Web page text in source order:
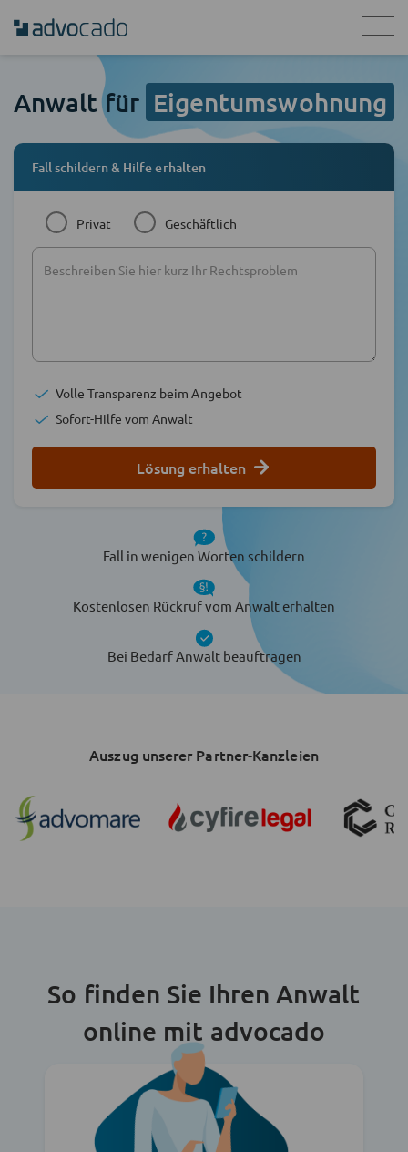
Anwalt für Eigentumswohnung
Fall schildern & Hilfe erhalten
Privat Geschäftlich
Volle Transparenz beim Angebot
Sofort-Hilfe vom Anwalt
Lösung erhalten
Fall in wenigen Worten schildern
Kostenlosen Rückruf vom Anwalt erhalten
Bei Bedarf Anwalt beauftragen
Auszug unserer Partner-Kanzleien
So finden Sie Ihren Anwalt
online mit advocado